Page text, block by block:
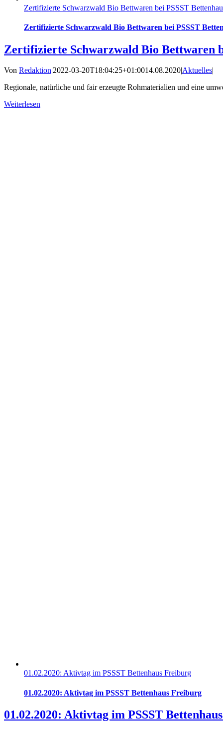
Zertifizierte Schwarzwald Bio Bettwaren bei PSSST
Zertifizierte Schwarzwald Bio Bettwaren bei PSSST
Zertifizierte Schwarzwald Bio Bettwaren
Von Redaktion|2022-03-20T18:04:25+01:0014.08.2020|Aktuelles|
Regionale, natürliche und fair erzeugte Rohmaterialien und eine
Weiterlesen
01.02.2020: Aktivtag im PSSST Bettenhaus Freiburg
01.02.2020: Aktivtag im PSSST Bettenhaus Freiburg
01.02.2020: Aktivtag im PSSST